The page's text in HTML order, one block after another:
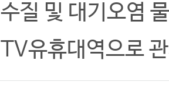
수질 및 대기오염
TV유휴대역으로